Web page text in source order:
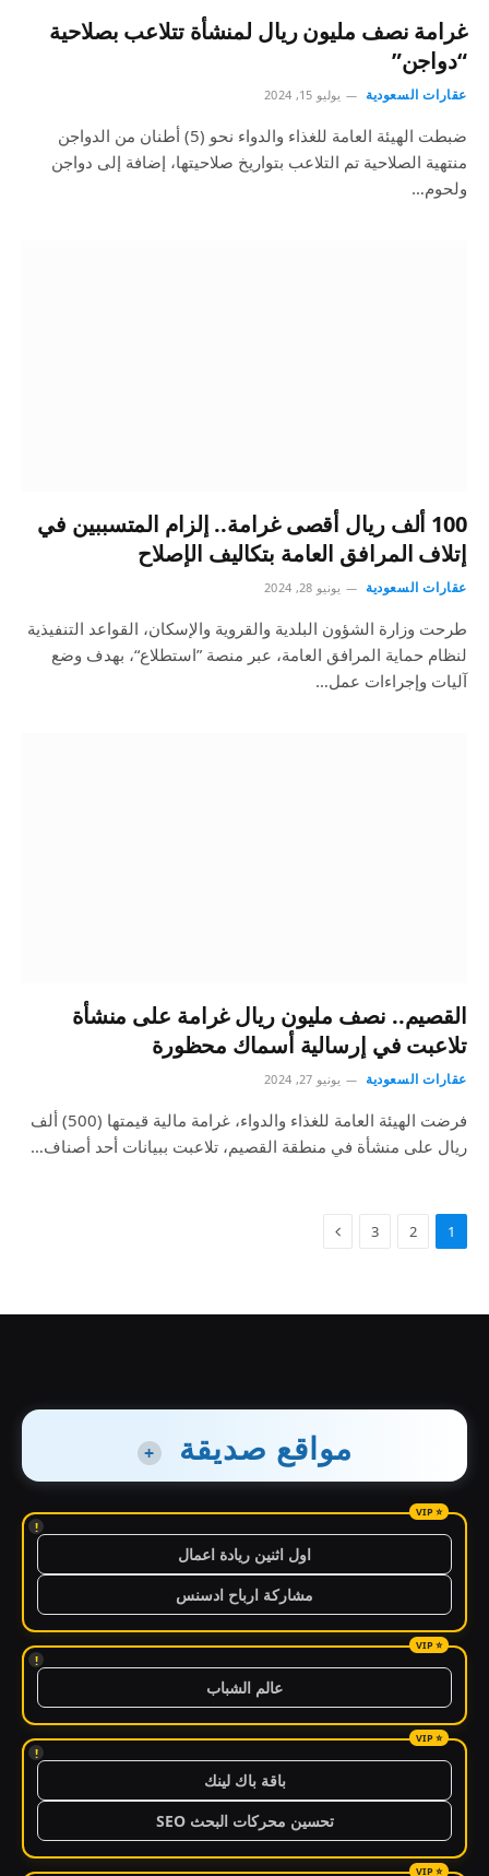
غرامة نصف مليون ريال لمنشأة تتلاعب بصلاحية
“دواجن”
عقارات السعودية يوليو 15, 2024
ضبطت الهيئة العامة للغذاء والدواء نحو (5) أطنان من الدواجن
منتهية الصلاحية تم التلاعب بتواريخ صلاحيتها، إضافة إلى دواجن
ولحوم…
100 ألف ريال أقصى غرامة.. إلزام المتسببين في
إتلاف المرافق العامة بتكاليف الإصلاح
عقارات السعودية يونيو 28, 2024
طرحت وزارة الشؤون البلدية والقروية والإسكان، القواعد التنفيذية
لنظام حماية المرافق العامة، عبر منصة ”استطلاع“، بهدف وضع
آليات وإجراءات عمل…
القصيم.. نصف مليون ريال غرامة على منشأة
تلاعبت في إرسالية أسماك محظورة
عقارات السعودية يونيو 27, 2024
فرضت الهيئة العامة للغذاء والدواء، غرامة مالية قيمتها (500) ألف
ريال على منشأة في منطقة القصيم، تلاعبت ببيانات أحد أصناف…
1
2
3
مواقع صديقة +
!
اول اثنين ريادة اعمال
مشاركة ارباح ادسنس
!
عالم الشباب
!
باقة باك لينك
تحسين محركات البحث SEO